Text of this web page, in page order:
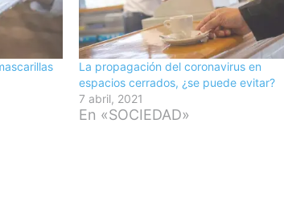
La propagación del coronavirus en
espacios cerrados, ¿se puede evitar?
7 abril, 2021
En «SOCIEDAD»